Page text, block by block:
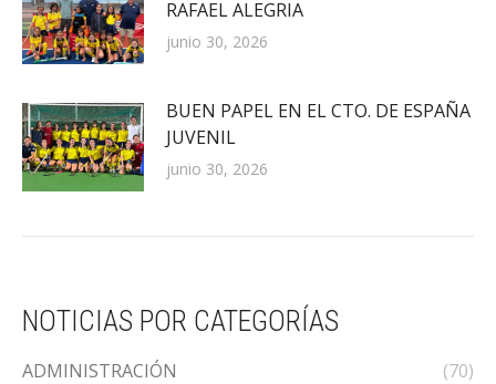
RAFAEL ALEGRIA
junio 30, 2026
BUEN PAPEL EN EL CTO. DE ESPAÑA
JUVENIL
junio 30, 2026
NOTICIAS POR CATEGORÍAS
ADMINISTRACIÓN
(70)